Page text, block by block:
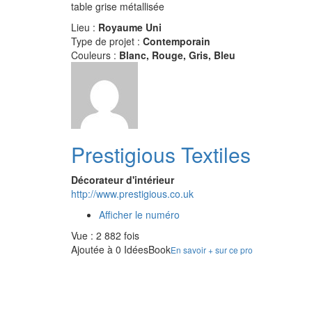
table grise métallisée
Lieu : Royaume Uni
Type de projet : Contemporain
Couleurs : Blanc, Rouge, Gris, Bleu
Prestigious Textiles
Décorateur d'intérieur
http://www.prestigious.co.uk
Afficher le numéro
Vue : 2 882 fois
Ajoutée à 0 IdéesBookEn savoir + sur ce pro